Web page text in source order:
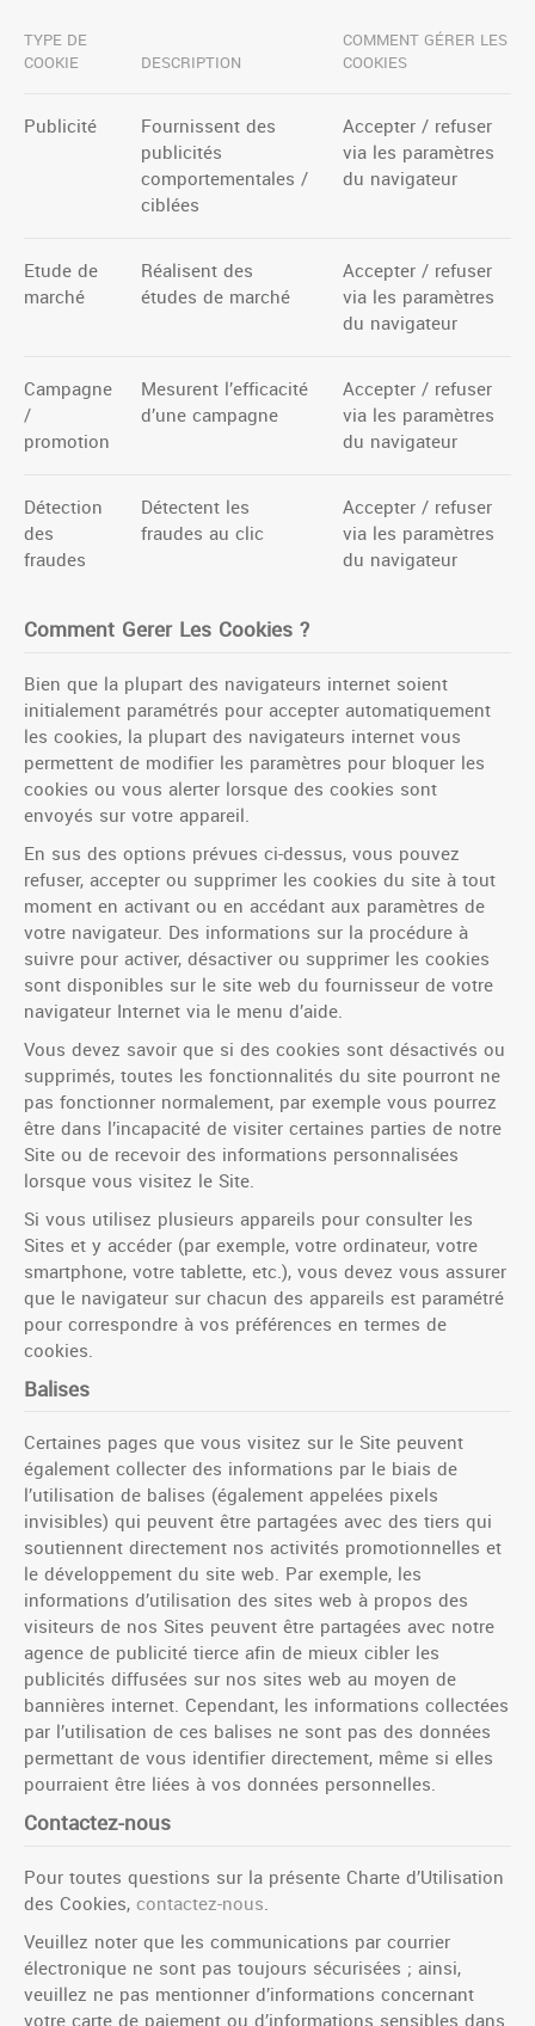
TYPE DE
COOKIE DESCRIPTION
COMMENT GÉRER LES
COOKIES
Publicité Fournissent des
publicités
comportementales /
ciblées
Accepter / refuser
via les paramètres
du navigateur
Etude de
marché
Réalisent des
études de marché
Accepter / refuser
via les paramètres
du navigateur
Campagne
/
promotion
Mesurent l’efficacité
d’une campagne
Accepter / refuser
via les paramètres
du navigateur
Détection
des
fraudes
Détectent les
fraudes au clic
Accepter / refuser
via les paramètres
du navigateur
Comment Gerer Les Cookies ?
Bien que la plupart des navigateurs internet soient
initialement paramétrés pour accepter automatiquement
les cookies, la plupart des navigateurs internet vous
permettent de modifier les paramètres pour bloquer les
cookies ou vous alerter lorsque des cookies sont
envoyés sur votre appareil.
En sus des options prévues ci-dessus, vous pouvez
refuser, accepter ou supprimer les cookies du site à tout
moment en activant ou en accédant aux paramètres de
votre navigateur. Des informations sur la procédure à
suivre pour activer, désactiver ou supprimer les cookies
sont disponibles sur le site web du fournisseur de votre
navigateur Internet via le menu d’aide.
Vous devez savoir que si des cookies sont désactivés ou
supprimés, toutes les fonctionnalités du site pourront ne
pas fonctionner normalement, par exemple vous pourrez
être dans l’incapacité de visiter certaines parties de notre
Site ou de recevoir des informations personnalisées
lorsque vous visitez le Site.
Si vous utilisez plusieurs appareils pour consulter les
Sites et y accéder (par exemple, votre ordinateur, votre
smartphone, votre tablette, etc.), vous devez vous assurer
que le navigateur sur chacun des appareils est paramétré
pour correspondre à vos préférences en termes de
cookies.
Balises
Certaines pages que vous visitez sur le Site peuvent
également collecter des informations par le biais de
l’utilisation de balises (également appelées pixels
invisibles) qui peuvent être partagées avec des tiers qui
soutiennent directement nos activités promotionnelles et
le développement du site web. Par exemple, les
informations d’utilisation des sites web à propos des
visiteurs de nos Sites peuvent être partagées avec notre
agence de publicité tierce afin de mieux cibler les
publicités diffusées sur nos sites web au moyen de
bannières internet. Cependant, les informations collectées
par l’utilisation de ces balises ne sont pas des données
permettant de vous identifier directement, même si elles
pourraient être liées à vos données personnelles.
Contactez-nous
Pour toutes questions sur la présente Charte d’Utilisation
des Cookies,contactez-nous.
Veuillez noter que les communications par courrier
électronique ne sont pas toujours sécurisées ; ainsi,
veuillez ne pas mentionner d’informations concernant